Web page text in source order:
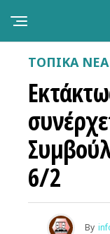
ΤΟΠΙΚΑ ΝΕΑ
6/2
By